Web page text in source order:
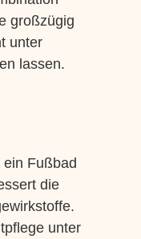
großzügig
unter
lassen.
Fußbad
die
unter